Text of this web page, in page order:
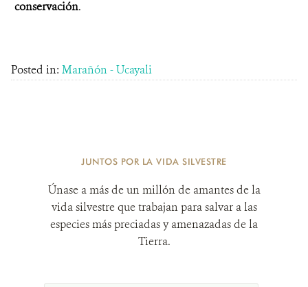
conservación.
Posted in: Marañón - Ucayali
JUNTOS POR LA VIDA SILVESTRE
Únase a más de un millón de amantes de la
vida silvestre que trabajan para salvar a las
especies más preciadas y amenazadas de la
Tierra.